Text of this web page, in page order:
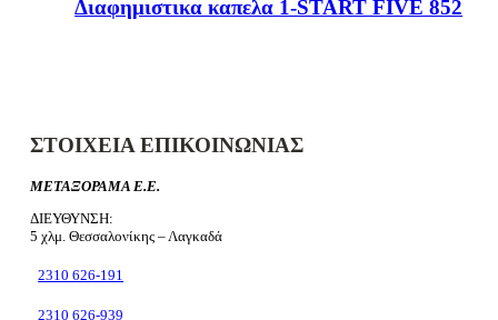
Διαφημιστικα καπελα 1-START FIVE 852
ΣΤΟΙΧΕΙΑ ΕΠΙΚΟΙΝΩΝΙΑΣ
ΜΕΤΑΞΟΡΑΜΑ Ε.Ε.
ΔΙΕΥΘΥΝΣΗ:
5 χλμ. Θεσσαλονίκης – Λαγκαδά
2310 626-191
2310 626-939